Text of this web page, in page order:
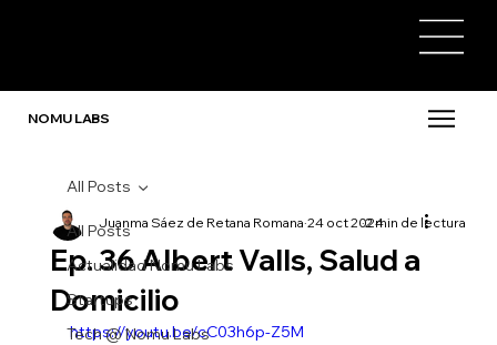
NOMU LABS
All Posts
Actualidad Nomu Labs
Startups
Tech @ Nomu Labs
All Posts
Ep. 36 Albert Valls, Salud a
Domicilio
Juanma Sáez de Retana Romana 24 oct 20242 min de lectura
https://youtu.be/cC03h6p-Z5M